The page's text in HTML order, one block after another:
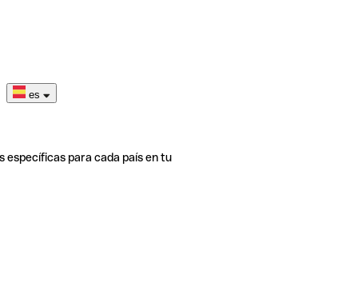
es
específicas para cada país en tu